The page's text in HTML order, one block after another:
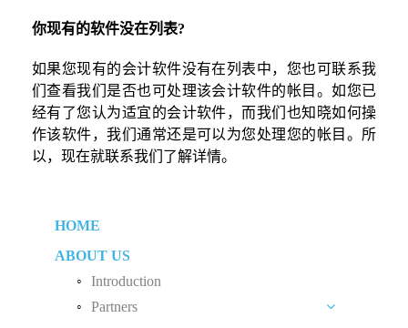
你现有的软件没在列表?
如果您现有的会计软件没有在列表中，您也可联系我
们查看我们是否也可处理该会计软件的帐目。如您已
经有了您认为适宜的会计软件，而我们也知晓如何操
作该软件，我们通常还是可以为您处理您的帐目。所
以，现在就联系我们了解详情。
HOME
ABOUT US
Introduction
Partners